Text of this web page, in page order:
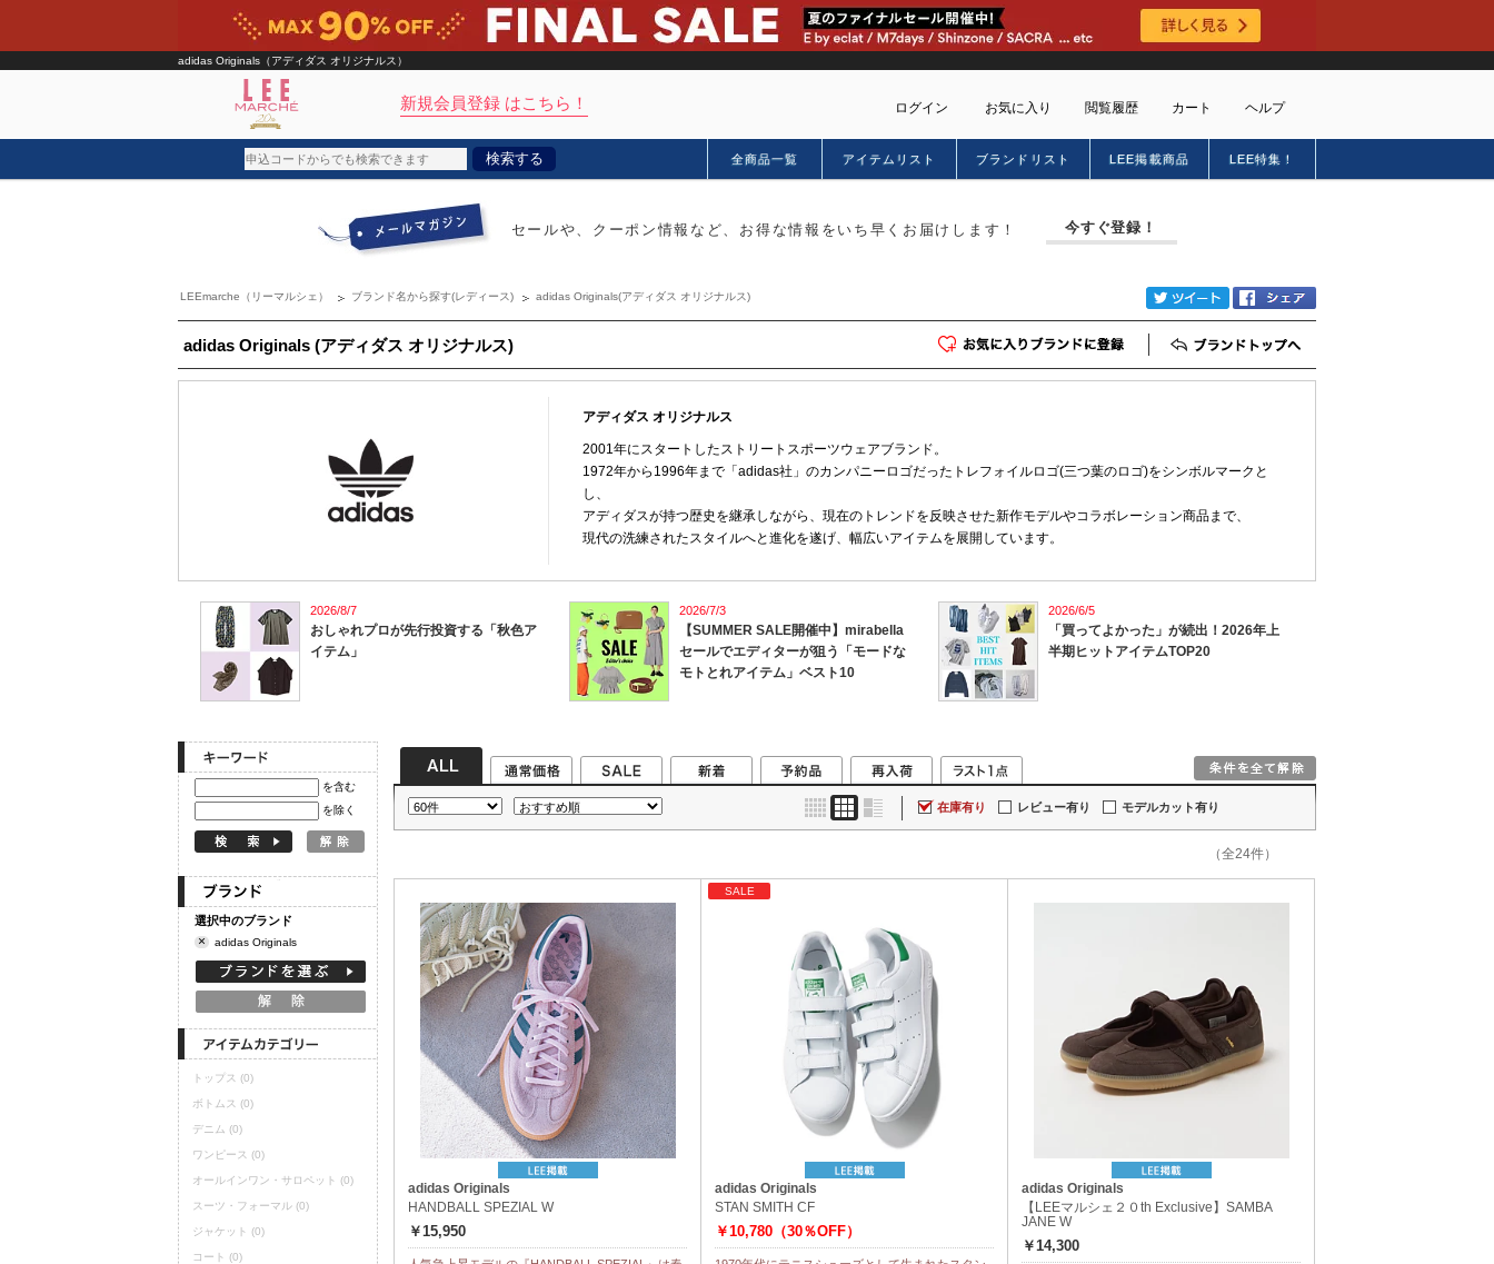
adidas Originals（アディダス オリジナルス）
新規会員登録 はこちら！ ログイン お気に入り 閲覧履歴 カート ヘルプ
返品・交換について
会員特典のご案内
初めてのお客様
よくあるご質問
検索する
雑誌掲載アイテム
雑誌･書籍(一緒に買うと送料無料)
全商品一覧 アイテムリスト ブランドリスト LEE掲載商品 LEE特集！
セールや、クーポン情報など、お得な情報をいち早くお届けします！ 今すぐ登録！
LEEmarche（リーマルシェ） ブランド名から探す(レディース) adidas Originals(アディダス オリジナルス)
adidas Originals (アディダス オリジナルス)
お気に入りブランド登録
アディダス オリジナルス
2001年にスタートしたストリートスポーツウェアブランド。
1972年から1996年まで「adidas社」のカンパニーロゴだったトレフォイルロゴ(三つ葉のロゴ)をシンボルマークと
し、
アディダスが持つ歴史を継承しながら、現在のトレンドを反映させた新作モデルやコラボレーション商品まで、
現代の洗練されたスタイルへと進化を遂げ、幅広いアイテムを展開しています。
2026/8/7
おしゃれプロが先行投資する「秋色ア
イテム」
2026/7/3
【SUMMER SALE開催中】mirabella
セールでエディターが狙う「モードな
モトとれアイテム」ベスト10
2026/6/5
「買ってよかった」が続出！2026年上
半期ヒットアイテムTOP20
を含む
を除く
選択中のブランド
× adidas Originals
トップス (0)
ボトムス (0)
デニム (0)
ワンピース (0)
オールインワン・サロペット (0)
スーツ・フォーマル (0)
ジャケット (0)
コート (0)
在庫有り レビュー有り モデルカット有り
（全24件）
adidas Originals
HANDBALL SPEZIAL W
￥15,950
SALE
adidas Originals
STAN SMITH CF
￥10,780（30％OFF）
adidas Originals
【LEEマルシェ２０th Exclusive】SAMBA
JANE W
￥14,300